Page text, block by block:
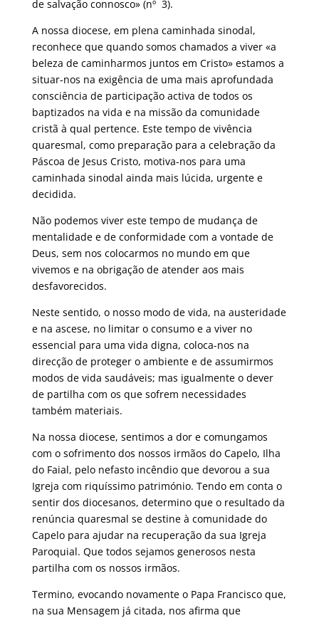
de salvação connosco» (nº 3).
A nossa diocese, em plena caminhada sinodal,
reconhece que quando somos chamados a viver «a
beleza de caminharmos juntos em Cristo» estamos a
situar-nos na exigência de uma mais aprofundada
consciência de participação activa de todos os
baptizados na vida e na missão da comunidade
cristã à qual pertence. Este tempo de vivência
quaresmal, como preparação para a celebração da
Páscoa de Jesus Cristo, motiva-nos para uma
caminhada sinodal ainda mais lúcida, urgente e
decidida.
Não podemos viver este tempo de mudança de
mentalidade e de conformidade com a vontade de
Deus, sem nos colocarmos no mundo em que
vivemos e na obrigação de atender aos mais
desfavorecidos.
Neste sentido, o nosso modo de vida, na austeridade
e na ascese, no limitar o consumo e a viver no
essencial para uma vida digna, coloca-nos na
direcção de proteger o ambiente e de assumirmos
modos de vida saudáveis; mas igualmente o dever
de partilha com os que sofrem necessidades
também materiais.
Na nossa diocese, sentimos a dor e comungamos
com o sofrimento dos nossos irmãos do Capelo, Ilha
do Faial, pelo nefasto incêndio que devorou a sua
Igreja com riquíssimo património. Tendo em conta o
sentir dos diocesanos, determino que o resultado da
renúncia quaresmal se destine à comunidade do
Capelo para ajudar na recuperação da sua Igreja
Paroquial. Que todos sejamos generosos nesta
partilha com os nossos irmãos.
Termino, evocando novamente o Papa Francisco que,
na sua Mensagem já citada, nos afirma que